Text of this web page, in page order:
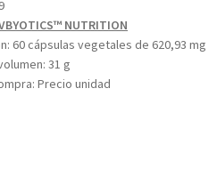
NUTRITION
60 cápsulas vegetales de 620,93 mg
31 g
Precio unidad